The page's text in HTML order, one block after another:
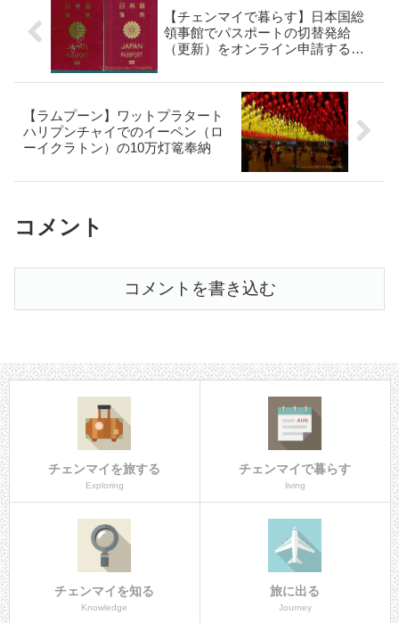
【チェンマイで暮らす】日本国総
領事館でパスポートの切替発給
（更新）をオンライン申請する手
【ラムプーン】ワットプラタート
ハリプンチャイでのイーペン（ロ
ーイクラトン）の10万灯篭奉納
コメント
コメントを書き込む
チェンマイを旅する
Exploring
チェンマイで暮らす
living
チェンマイを知る
Knowledge
旅に出る
Journey